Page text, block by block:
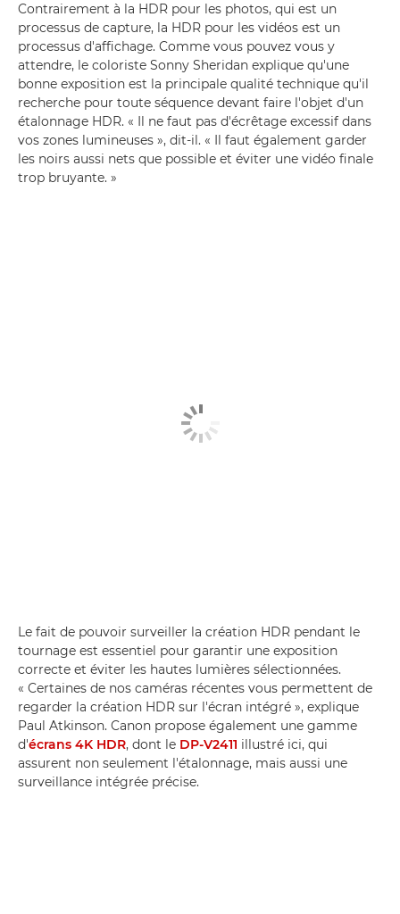
Contrairement à la HDR pour les photos, qui est un
processus de capture, la HDR pour les vidéos est un
processus d'affichage. Comme vous pouvez vous y
attendre, le coloriste Sonny Sheridan explique qu'une
bonne exposition est la principale qualité technique qu'il
recherche pour toute séquence devant faire l'objet d'un
étalonnage HDR. « Il ne faut pas d'écrêtage excessif dans
vos zones lumineuses », dit-il. « Il faut également garder
les noirs aussi nets que possible et éviter une vidéo finale
trop bruyante. »
Le fait de pouvoir surveiller la création HDR pendant le
tournage est essentiel pour garantir une exposition
correcte et éviter les hautes lumières sélectionnées.
« Certaines de nos caméras récentes vous permettent de
regarder la création HDR sur l'écran intégré », explique
Paul Atkinson. Canon propose également une gamme
d'écrans 4K HDR, dont le DP-V2411 illustré ici, qui
assurent non seulement l'étalonnage, mais aussi une
surveillance intégrée précise.